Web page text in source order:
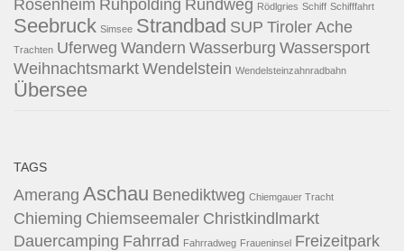
Rosenheim Ruhpolding Rundweg Rödlgries Schiff Schifffahrt
Seebruck Simsee Strandbad SUP Tiroler Ache
Trachten Uferweg Wandern Wasserburg Wassersport
Weihnachtsmarkt Wendelstein Wendelsteinzahnradbahn
Übersee
TAGS
Amerang Aschau Benediktweg Chiemgauer Tracht
Chieming Chiemseemaler Christkindlmarkt
Dauercamping Fahrrad Fahrradweg Fraueninsel Freizeitpark